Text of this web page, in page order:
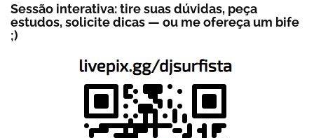
Sessão interativa: tire suas dúvidas, peça
estudos, solicite dicas — ou me ofereça um bife
;)